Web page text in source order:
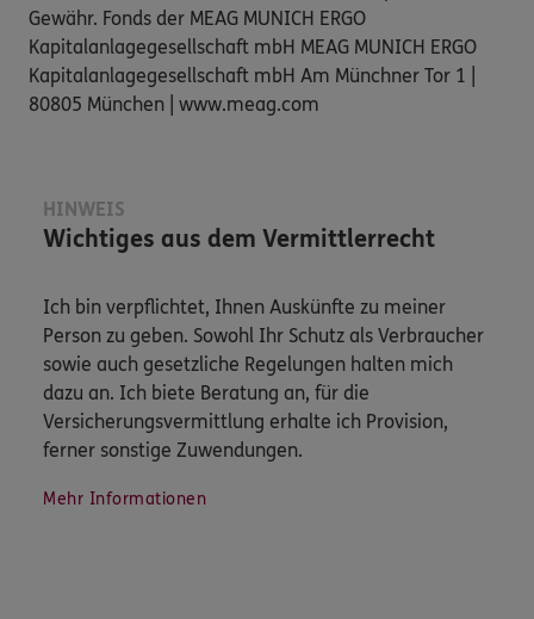
Gewähr. Fonds der MEAG MUNICH ERGO
Kapitalanlagegesellschaft mbH MEAG MUNICH ERGO
Kapitalanlagegesellschaft mbH Am Münchner Tor 1 |
80805 München | www.meag.com
HINWEIS
Wichtiges aus dem Vermittlerrecht
Ich bin verpflichtet, Ihnen Auskünfte zu meiner
Person zu geben. Sowohl Ihr Schutz als Verbraucher
sowie auch gesetzliche Regelungen halten mich
dazu an. Ich biete Beratung an, für die
Versicherungsvermittlung erhalte ich Provision,
ferner sonstige Zuwendungen.
Mehr Informationen